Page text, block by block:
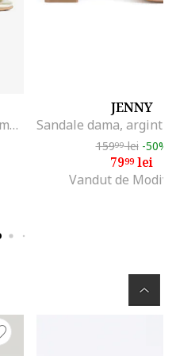
Sandale din piele cu aspect metalizat Birdy, Auriu
JENNY
15999lei -50%
7999lei
Vandut de